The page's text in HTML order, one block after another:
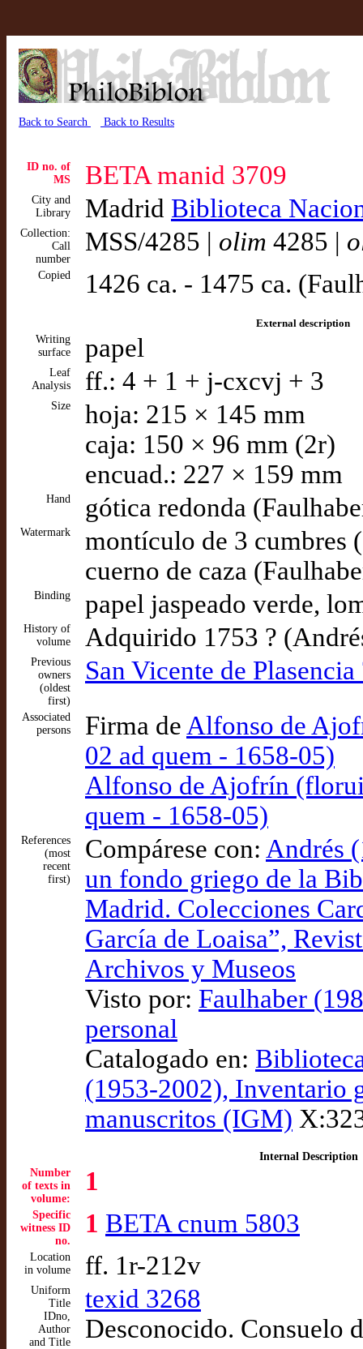
Back to Search Back to Results
ID no. of
MS
BETA manid 3709
City and
Library
Madrid Biblioteca
Collection:
Call
number
MSS/4285 | olim 4285 |
Copied 1426 ca. - 1475 ca.
External description
Writing
surface
papel
Leaf
Analysis
ff.: 4 + 1 + j-cxcvj + 3
Size
hoja: 215 × 145 mm
caja: 150 × 96 mm (2r)
encuad.: 227 × 159 mm
Hand gótica redonda
Watermark
montículo de 3 cumbres
cuerno de caza
Binding papel jaspeado verde,
History of
volume
Adquirido 1753 ?
Previous
owners
(oldest
first)
San Vicente de Plasencia
Associated
persons
Firma de Alfonso de
02 ad quem - 1658-05)
Alfonso de Ajofrín
quem - 1658-05)
References
(most
recent
first)
Compárese con: Andrés
un fondo griego de la
Madrid. Colecciones
García de Loaisa”,
Archivos y Museos
Visto por: Faulhaber
personal
Catalogado en:
(1953-2002), Inventario
manuscritos (IGM)
Internal Description
Number
of texts in
volume:
1
Specific
witness ID
no.
1 BETA cnum 5803
Location
in volume
ff. 1r-212v
Uniform
Title
IDno,
Author
and Title
texid 3268
Desconocido. Consuelo